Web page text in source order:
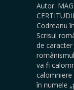
Autor:
Codreanu
Scrisul
de
va fi
calomniere
în numele